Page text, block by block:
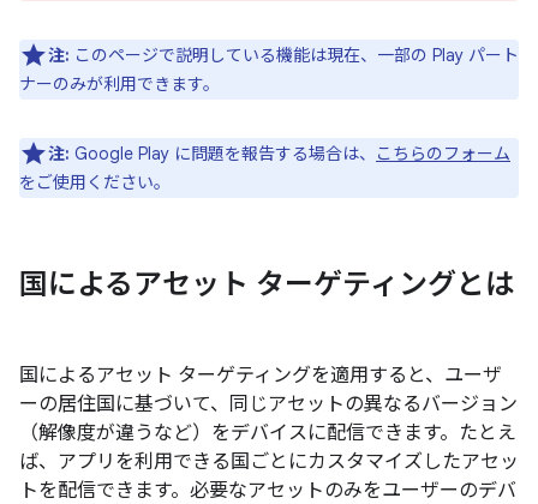
注: このページで説明している機能は現在、一部の Play パート
ナーのみが利用できます。
注: Google Play に問題を報告する場合は、
こちらのフォーム
をご使用ください。
国によるアセット ターゲティングとは
国によるアセット ターゲティングを適用すると、ユーザ
ーの居住国に基づいて、同じアセットの異なるバージョン
（解像度が違うなど）をデバイスに配信できます。たとえ
ば、アプリを利用できる国ごとにカスタマイズしたアセッ
トを配信できます。必要なアセットのみをユーザーのデバ